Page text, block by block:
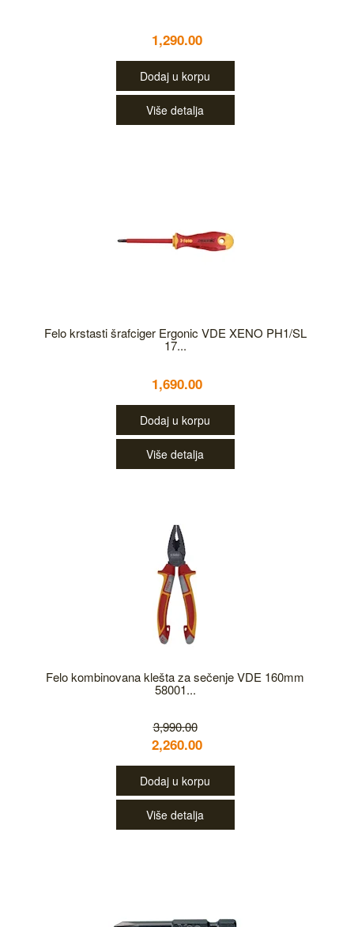
1,290.00
Dodaj u korpu
Više detalja
Felo krstasti šrafciger Ergonic VDE XENO PH1/SL
17...
1,690.00
Dodaj u korpu
Više detalja
Felo kombinovana klešta za sečenje VDE 160mm
58001...
3,990.00
2,260.00
Dodaj u korpu
Više detalja